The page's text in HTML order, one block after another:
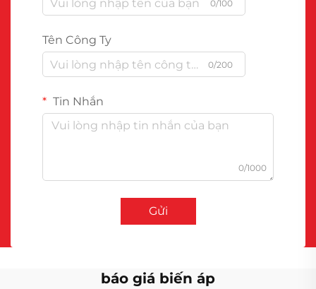
0/100
Tên Công Ty
0/200
Tin Nhắn
0/1000
Gửi
báo giá biến áp